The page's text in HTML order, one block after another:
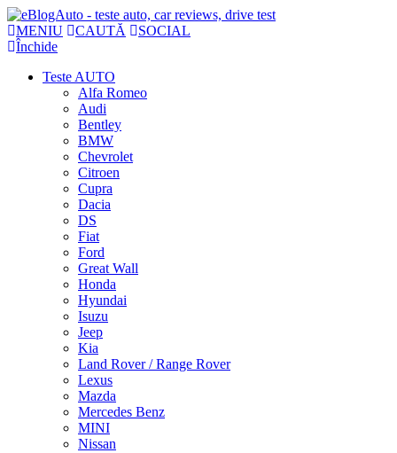
MENIU CAUTĂ
SOCIAL
Închide
Teste AUTO
Alfa Romeo
Audi
Bentley
BMW
Chevrolet
Citroen
Cupra
Dacia
DS
Fiat
Ford
Great Wall
Honda
Hyundai
Isuzu
Jeep
Kia
Land Rover / Range Rover
Lexus
Mazda
Mercedes Benz
MINI
Nissan